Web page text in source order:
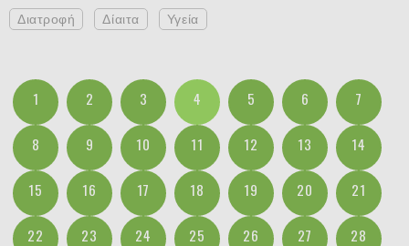
Διατροφή Δίαιτα Υγεία
1 2 3 4 5 6 7
8 9 10 11 12 13 14
15 16 17 18 19 20 21
22 23 24 25 26 27 28